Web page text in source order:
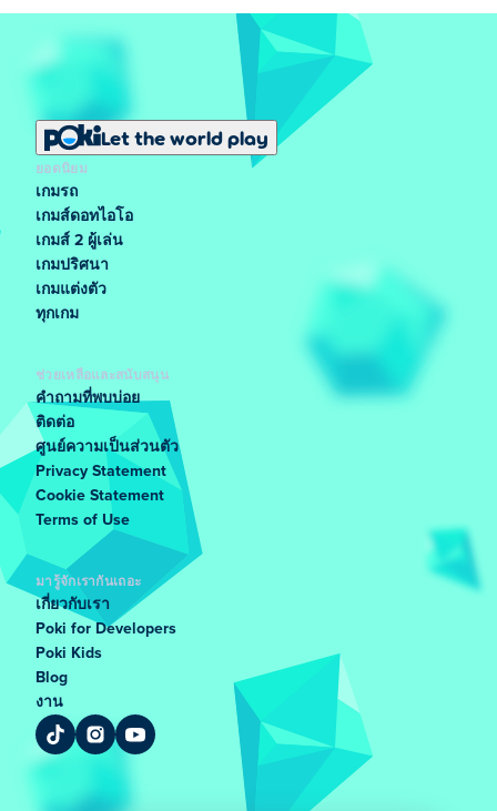
Let the world play
ยอดนิยม
เกมรถ
เกมส์ดอทไอโอ
เกมส์ 2 ผู้เล่น
เกมปริศนา
เกมแต่งตัว
ทุกเกม
ช่วยเหลือและสนับสนุน
คำถามที่พบบ่อย
ติดต่อ
ศูนย์ความเป็นส่วนตัว
Privacy Statement
Cookie Statement
Terms of Use
มารู้จักเรากันเถอะ
เกี่ยวกับเรา
Poki for Developers
Poki Kids
Blog
งาน